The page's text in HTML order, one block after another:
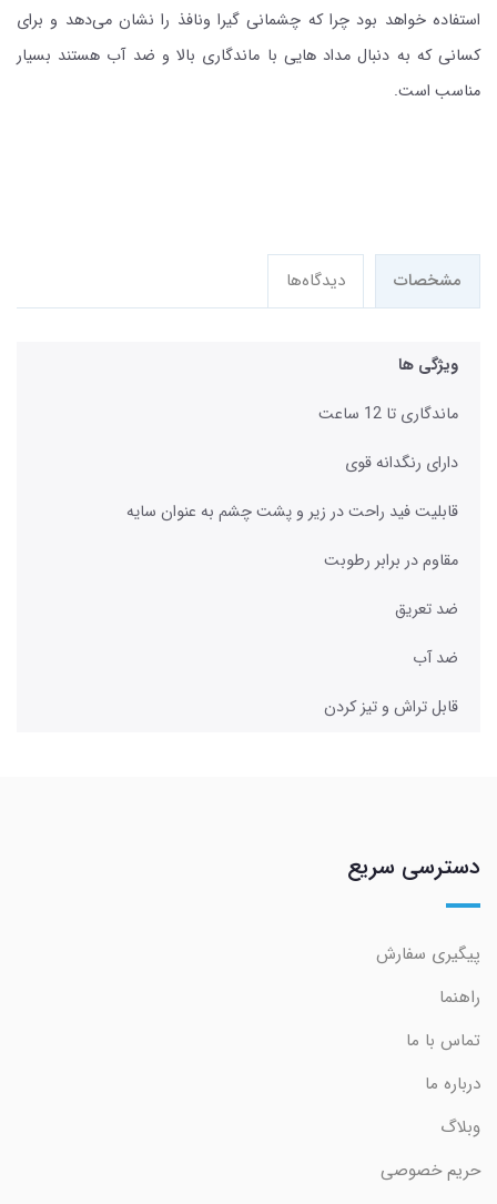
استفاده خواهد بود چرا که چشمانی گیرا ونافذ را نشان می‌دهد و برای
کسانی که به دنبال مداد هایی با ماندگاری بالا و ضد آب هستند بسیار
مناسب است.
مشخصات دیدگاه‌ها
ویژگی ها
ماندگاری تا 12 ساعت
دارای رنگدانه قوی
قابلیت فید راحت در زیر و پشت چشم به عنوان سایه
مقاوم در برابر رطوبت
ضد تعریق
ضد آب
قابل تراش و تیز کردن
دسترسی سریع
پیگیری سفارش
راهنما
تماس با ما
درباره ما
وبلاگ
حریم خصوصی